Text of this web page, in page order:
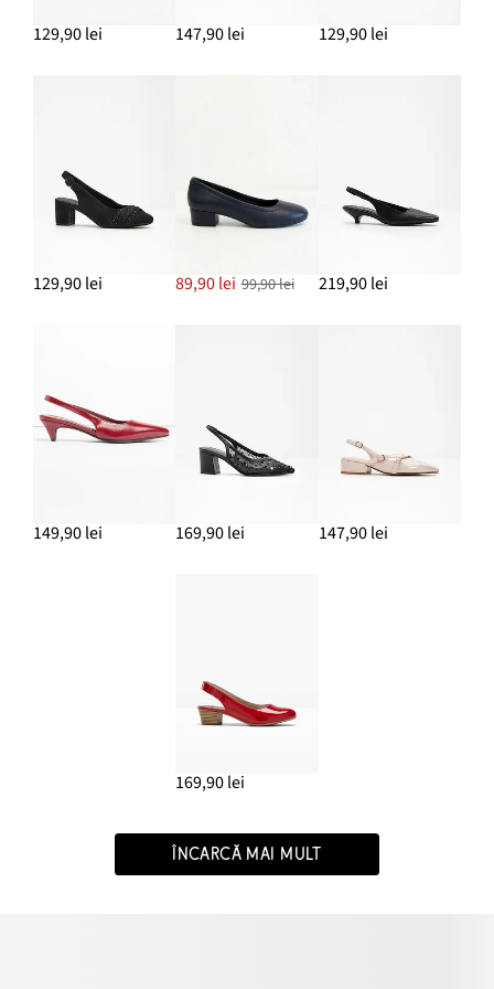
129,90 lei 147,90 lei 129,90 lei
129,90 lei 89,90 lei 99,90 lei 219,90 lei
149,90 lei 169,90 lei 147,90 lei
169,90 lei
ÎNCARCĂ MAI MULT